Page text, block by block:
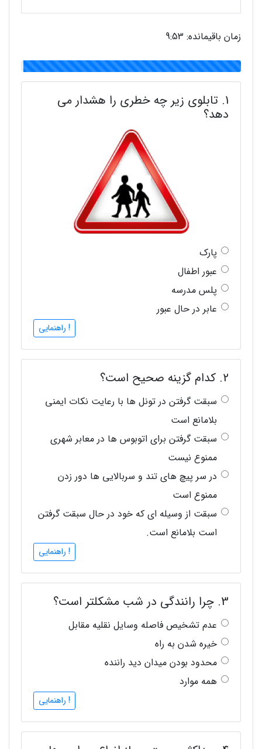
زمان باقیمانده: 9:52
1. تابلوی زیر چه خطری را هشدار می
دهد؟
پارک
عبور اطفال
پلس مدرسه
عابر در حال عبور
! راهنمایی
2. کدام گزینه صحیح است؟
سبقت گرفتن در تونل ها با رعایت نکات ایمنی
بلامانع است
سبقت گرفتن برای اتوبوس ها در معابر شهری
ممنوع نیست
در سر پیچ های تند و سربالایی ها دور زدن
ممنوع است
سبقت از وسیله ای که خود در حال سبقت گرفتن
است بلامانع است.
! راهنمایی
3. چرا رانندگی در شب مشکلتر است؟
عدم تشخیص فاصله وسایل نقلیه مقابل
خیره شدن به راه
محدود بودن میدان دید راننده
همه موارد
! راهنمایی